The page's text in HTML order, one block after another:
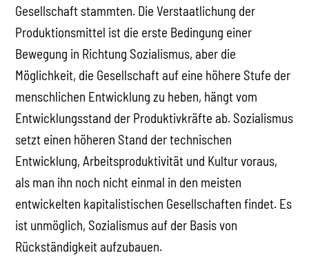
Gesellschaft stammten. Die Verstaatlichung der
Produktionsmittel ist die erste Bedingung einer
Bewegung in Richtung Sozialismus, aber die
Möglichkeit, die Gesellschaft auf eine höhere Stufe der
menschlichen Entwicklung zu heben, hängt vom
Entwicklungsstand der Produktivkräfte ab. Sozialismus
setzt einen höheren Stand der technischen
Entwicklung, Arbeitsproduktivität und Kultur voraus,
als man ihn noch nicht einmal in den meisten
entwickelten kapitalistischen Gesellschaften findet. Es
ist unmöglich, Sozialismus auf der Basis von
Rückständigkeit aufzubauen.